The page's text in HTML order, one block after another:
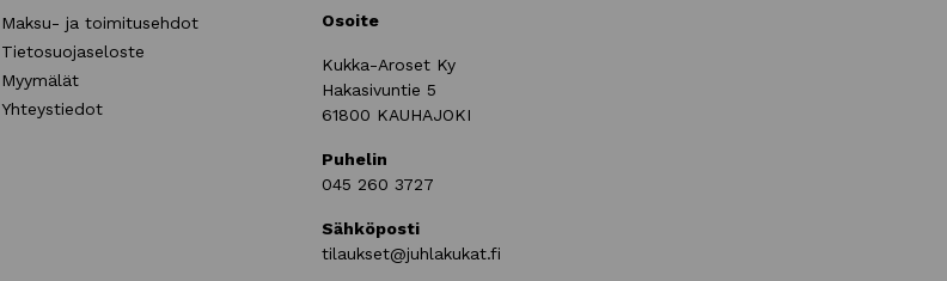
Maksu- ja toimitusehdot
Tietosuojaseloste
Myymälät
Yhteystiedot
Osoite
Kukka-Aroset Ky
Hakasivuntie 5
61800 KAUHAJOKI
Puhelin
045 260 3727
Sähköposti
tilaukset@juhlakukat.fi